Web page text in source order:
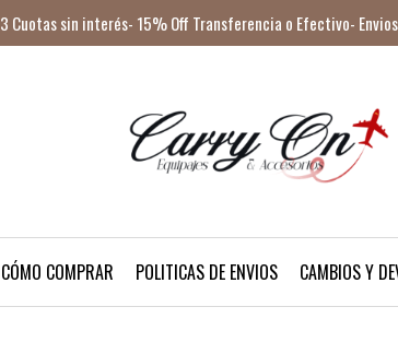
3 Cuotas sin interés- 15% Off Transferencia o Efectivo-
CÓMO COMPRAR POLITICAS DE ENVIOS CAMBIOS Y